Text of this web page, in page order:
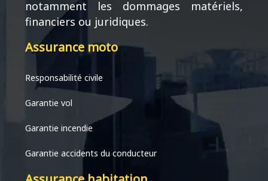
notamment les dommages matériels,
financiers ou juridiques.
Assurance moto
Responsabilité civile
Garantie vol
Garantie incendie
Garantie accidents du conducteur